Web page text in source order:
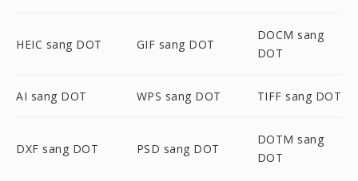
HEIC sang DOT GIF sang DOT
DOCM sang
DOT
AI sang DOT WPS sang DOT TIFF sang DOT
DXF sang DOT PSD sang DOT
DOTM sang
DOT